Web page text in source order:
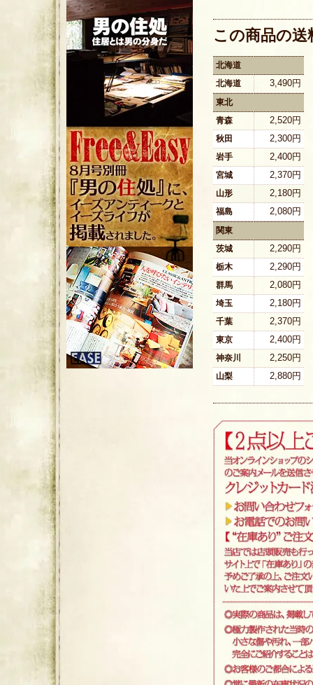
この商品の
北海道
北海道
3,490円
東北
青森
2,520円
秋田 2,300円
岩手 2,400円
宮城 2,370円
山形 2,180円
福島 2,080円
関東
茨城
2,290円
栃木 2,290円
群馬 2,080円
埼玉 2,180円
千葉 2,370円
東京 2,400円
神奈川 2,250円
山梨 2,880円